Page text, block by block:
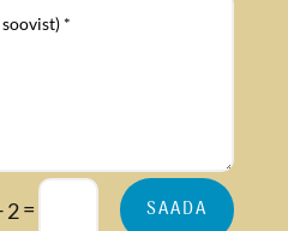
2= SAADA